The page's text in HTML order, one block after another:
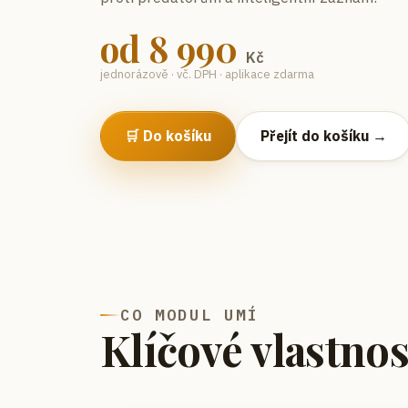
od 8 990 Kč
jednorázově · vč. DPH · aplikace zdarma
🛒 Do košíku Přejít do košíku →
CO MODUL UMÍ
Klíčové